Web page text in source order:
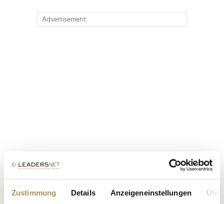
Zustimmung Details Anzeigeneinstellungen
Advertisement